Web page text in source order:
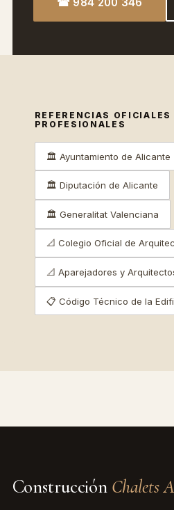
REFERENCIAS OFICIALES
PROFESIONALES
🏛 Ayuntamiento de Alicante
🏛 Diputación de Alicante
🏛 Generalitat Valenciana
📐 Colegio Oficial de
📐 Aparejadores y
📋 Código Técnico de la
Construcción Chalets